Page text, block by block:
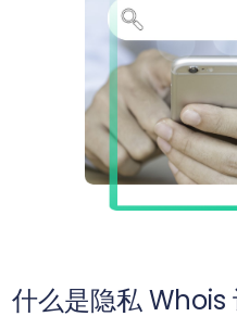
什么是隐私 Whois